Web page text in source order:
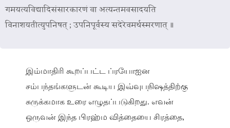
गमयत्यविद्यादिसंसारकारणं वा अत्यन्तमवसादयति
विनाशयतीत्युपनिषत् ; उपनिपूर्वस्य सदेरेवमर्थस्मरणात् ॥
இம்மாதிரி கூறப்பட்ட ப்ரயோஐன
சம்பந்தங்களுடன் கூடிய இவ்வுபநிஷத்திற்கு
சுருக்கமாக உரை எழுதப்படுகிறது. எவன்
ஒருவன் இந்த பிரஹ்ம வித்தையை சிரத்தை,